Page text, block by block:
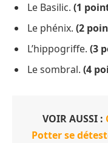
Le Basilic. (1
Le phénix. (2
L’hippogriffe. (3
Le sombral. (4
VOIR AUSSI :
Potter se